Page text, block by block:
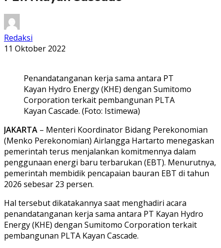
Redaksi
11 Oktober 2022
Penandatanganan kerja sama antara PT
Kayan Hydro Energy (KHE) dengan Sumitomo
Corporation terkait pembangunan PLTA
Kayan Cascade. (Foto: Istimewa)
JAKARTA – Menteri Koordinator Bidang Perekonomian
(Menko Perekonomian) Airlangga Hartarto menegaskan
pemerintah terus menjalankan komitmennya dalam
penggunaan energi baru terbarukan (EBT). Menurutnya,
pemerintah membidik pencapaian bauran EBT di tahun
2026 sebesar 23 persen.
Hal tersebut dikatakannya saat menghadiri acara
penandatanganan kerja sama antara PT Kayan Hydro
Energy (KHE) dengan Sumitomo Corporation terkait
pembangunan PLTA Kayan Cascade.